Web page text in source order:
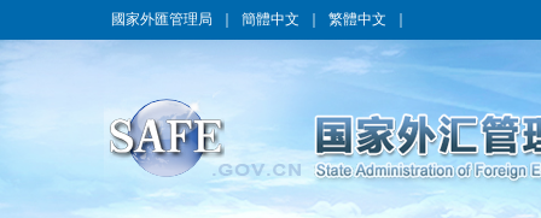
國家外匯管理局 簡體中文 繁體中文